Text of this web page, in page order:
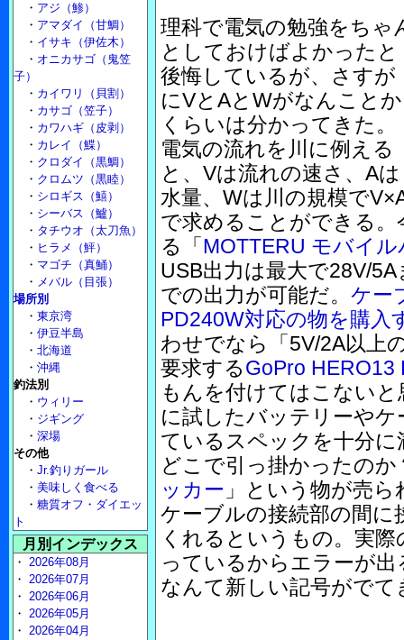
理科で電気の勉強をちゃ
としておけばよかったと
後悔しているが、さすが
にVとAとWがなんことか
くらいは分かってきた。
電気の流れを川に例える
と、Vは流れの速さ、Aは
水量、Wは川の規模で
で求めることができる
る「MOTTERU モバイ
USB出力は最大で28V/
での出力が可能だ。 ケー
PD240W対応の物を購入
わせでなら「5V/2A以上
要求するGoPro HERO13
もんを付けてはこない
に試したバッテリーや
ているスペックを十分
どこで引っ掛かったの
ッカー 」という物が売
ケーブルの接続部の間に
くれるというもの。実
っているからエラーが
なんて新しい記号がで
・ アジ（鯵）
・ アマダイ（甘鯛）
・ イサキ（伊佐木）
・ オニカサゴ（鬼笠
子）
・ カイワリ（貝割）
・ カサゴ（笠子）
・ カワハギ（皮剥）
・ カレイ（鰈）
・ クロダイ（黒鯛）
・ クロムツ（黒睦）
・ シロギス（鱚）
・ シーバス（鱸）
・ タチウオ（太刀魚）
・ ヒラメ（鮃）
・ マゴチ（真鯒）
・ メバル（目張）
場所別
・ 東京湾
・ 伊豆半島
・ 北海道
・ 沖縄
釣法別
・ ウィリー
・ ジギング
・ 深場
その他
・ Jr.釣りガール
・ 美味しく食べる
・ 糖質オフ・ダイエッ
ト
月別インデックス
・ 2026年08月
・ 2026年07月
・ 2026年06月
・ 2026年05月
・ 2026年04月